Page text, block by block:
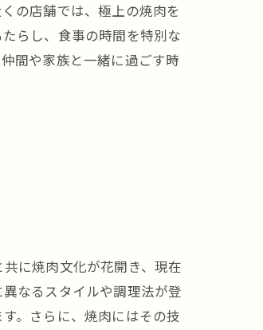
の店舗では、極上の焼肉を
らし、食事の時間を特別な
間や家族と一緒に過ごす時
に焼肉文化が花開き、現在
なるスタイルや調理法が登
。さらに、焼肉にはその技